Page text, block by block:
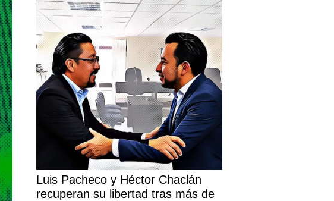
Luis Pacheco y Héctor Chaclán
recuperan su libertad tras más de